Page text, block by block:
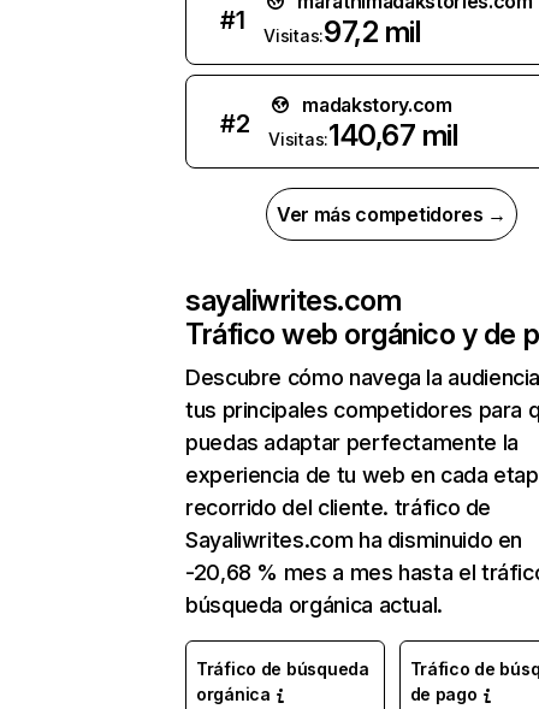
#1
Visitas:97,2 mil
#2
madakstory.com
Visitas:140,67 mil
Ver más competidores →
sayaliwrites.com
Tráfico web orgánico y de
Descubre cómo navega la
tus principales competidores para
puedas adaptar perfectamente la
experiencia de tu web en cada
recorrido del cliente. tráfico de
Sayaliwrites.com ha disminuido en
-20,68 % mes a mes hasta el
búsqueda orgánica actual.
Tráfico de búsqueda
orgánica
Tráfico de
de pago